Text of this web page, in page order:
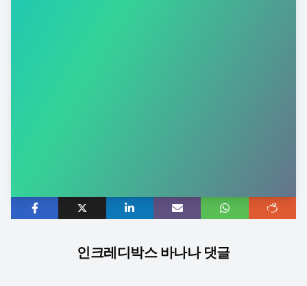
인크레디박스 바나나 댓글